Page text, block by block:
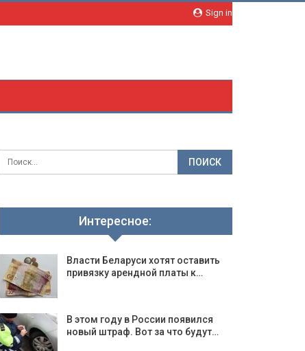
Sign in
Интересное:
Власти Беларуси хотят оставить
привязку арендной платы к…
В этом году в России появился
новый штраф. Вот за что будут…